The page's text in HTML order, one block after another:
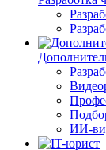
ИИ-